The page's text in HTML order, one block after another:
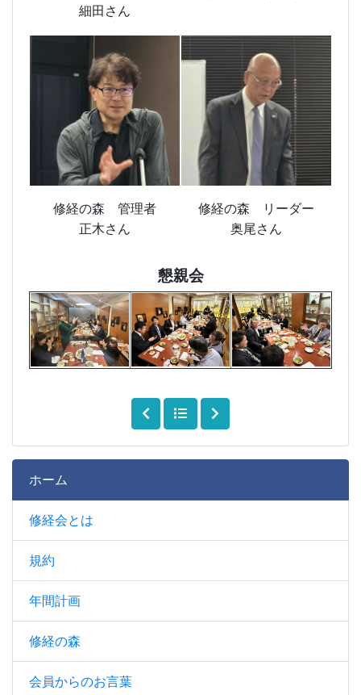
細田さん
修経の森 管理者
正木さん
修経の森 リーダー
奥尾さん
懇親会
ホーム
修経会とは
規約
年間計画
修経の森
会員からのお言葉